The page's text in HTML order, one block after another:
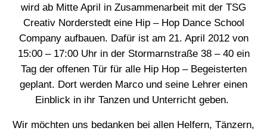
wird ab Mitte April in Zusammenarbeit mit der TSG
Creativ Norderstedt eine Hip – Hop Dance School
Company aufbauen. Dafür ist am 21. April 2012 von
15:00 – 17:00 Uhr in der Stormarnstraße 38 – 40 ein
Tag der offenen Tür für alle Hip Hop – Begeisterten
geplant. Dort werden Marco und seine Lehrer einen
Einblick in ihr Tanzen und Unterricht geben.
Wir möchten uns bedanken bei allen Helfern, Tänzern,